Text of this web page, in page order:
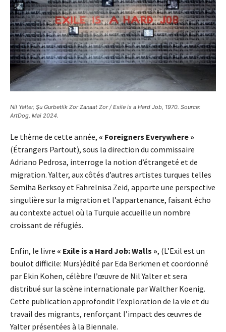
Nil Yalter, Şu Gurbetlik Zor Zanaat Zor / Exile is a Hard Job, 1970. Source:
ArtDog, Mai 2024.
Le thème de cette année, « Foreigners Everywhere »
(Étrangers Partout), sous la direction du commissaire
Adriano Pedrosa, interroge la notion d’étrangeté et de
migration. Yalter, aux côtés d’autres artistes turques telles
Semiha Berksoy et Fahrelnisa Zeid, apporte une perspective
singulière sur la migration et l’appartenance, faisant écho
au contexte actuel où la Turquie accueille un nombre
croissant de réfugiés.
Enfin, le livre « Exile is a Hard Job: Walls », (L’Exil est un
boulot difficile: Murs)édité par Eda Berkmen et coordonné
par Ekin Kohen, célèbre l’œuvre de Nil Yalter et sera
distribué sur la scène internationale par Walther Koenig.
Cette publication approfondit l’exploration de la vie et du
travail des migrants, renforçant l’impact des œuvres de
Yalter présentées à la Biennale.